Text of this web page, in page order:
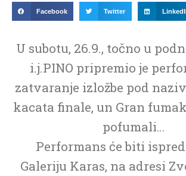
Facebook Twitter
U subotu, 26.9., točno u
i.j.PINO pripremio je
zatvaranje izložbe pod
kacata finale, un Gran
pofumali…
Performans će biti
Galeriju Karas, na adresi